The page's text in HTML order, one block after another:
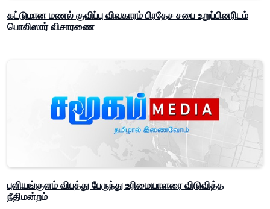
கட்டுமான மணல் குவிப்பு விவகாரம் பிரதேச சபை உறுப்பினரிடம்
பொலிஸார் விசாரணை
புளியங்குளம் விபத்து பேருந்து உரிமையாளரை விடுவித்த
நீதிமன்றம்